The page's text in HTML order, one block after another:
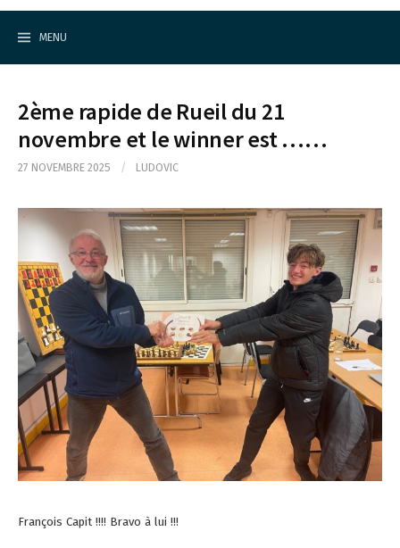
S
MENU
2ème rapide de Rueil du 21
novembre et le winner est ……
27 NOVEMBRE 2025 / LUDOVIC
François Capit !!!! Bravo à lui !!!